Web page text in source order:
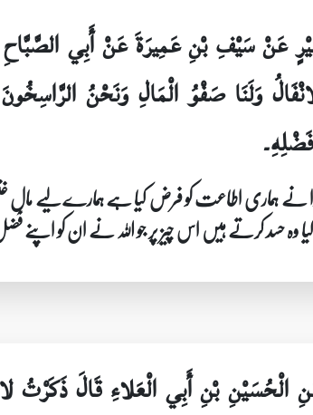
سَيْفِ بْنِ عَمِيرَةَ عَنْ أَبِي الصَّبَّاحِ
وَلَنَا صَفْوُ الْمَالِ وَنَحْنُ
نے ہماری اطاعت کو فرض کیا ہے ہمارے لیے
وہ حسد کرتے ہیں اس چیز پر جو اللہ نے ان کو
بْنِ أَبِي الْعَلاءِ قَالَ ذَكَرْتُ